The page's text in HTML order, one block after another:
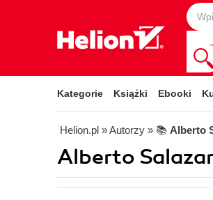
Kategorie Książki Ebooki
Helion.pl » Autorzy » 📚 Alberto
Alberto